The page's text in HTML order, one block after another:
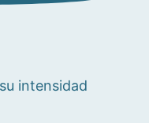
intensidad